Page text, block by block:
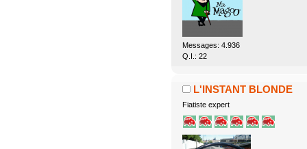
Messages: 4.936
Q.I.: 22
L'INSTANT BLONDE
Fiatiste expert